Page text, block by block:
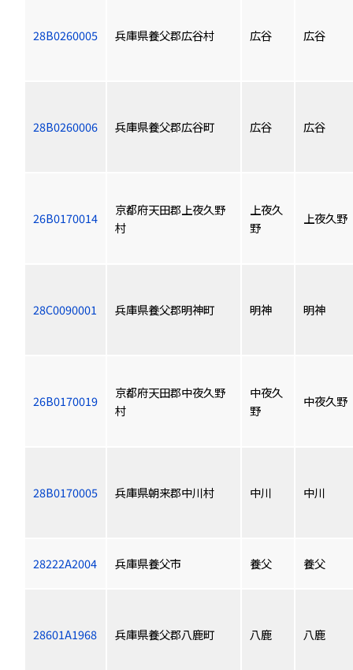
28B0260005 兵庫県養父郡広谷村 広谷 広谷
28B0260006 兵庫県養父郡広谷町 広谷 広谷
26B0170014
京都府天田郡上夜久野
村
上夜久
野
上夜久野
28C0090001 兵庫県養父郡明神町 明神 明神
26B0170019
京都府天田郡中夜久野
村
中夜久
野
中夜久野
28B0170005 兵庫県朝来郡中川村 中川 中川
28222A2004 兵庫県養父市 養父 養父
28601A1968 兵庫県養父郡八鹿町 八鹿 八鹿